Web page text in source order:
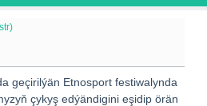
geçirilýän Etnosport festiwalynda
çykyş edýändigini eşidip örän